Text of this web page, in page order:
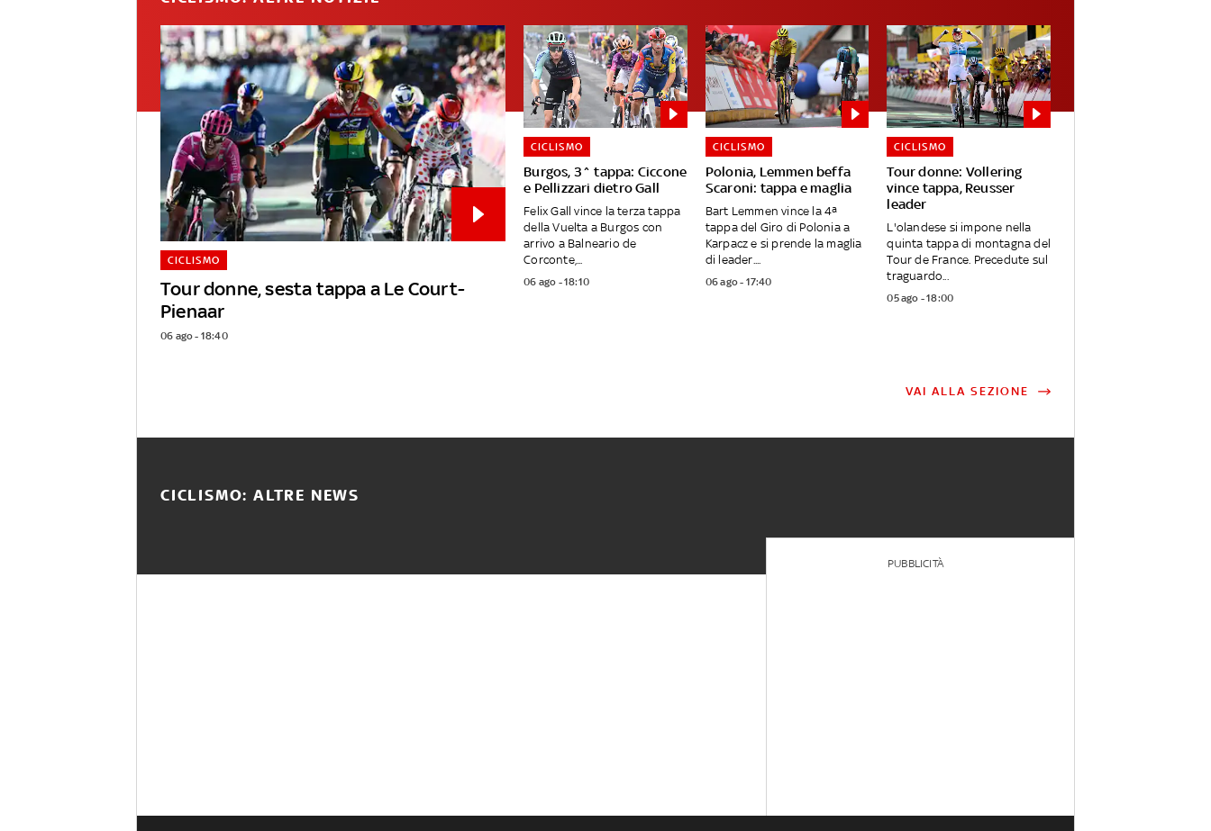
Tour donne, sesta tappa a Le Court-
Pienaar
CICLISMO
06 ago - 18:40
Burgos, 3^ tappa: Ciccone
e Pellizzari dietro Gall
CICLISMO
Felix Gall vince la terza tappa
della Vuelta a Burgos con
arrivo a Balneario de
Corconte,...
06 ago - 18:10
Polonia, Lemmen beffa
Scaroni: tappa e maglia
CICLISMO
Bart Lemmen vince la 4ª
tappa del Giro di Polonia a
Karpacz e si prende la maglia
di leader....
06 ago - 17:40
Tour donne: Vollering
vince tappa, Reusser
leader
CICLISMO
L'olandese si impone nella
quinta tappa di montagna del
Tour de France. Precedute sul
traguardo...
05 ago - 18:00
VAI ALLA SEZIONE
CICLISMO: ALTRE NEWS
PUBBLICITÀ